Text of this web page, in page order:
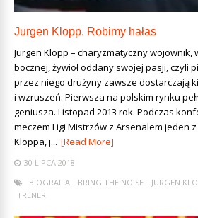
Jurgen Klopp. Robimy hałas
Jürgen Klopp – charyzmatyczny wojownik,
bocznej, żywioł oddany swojej pasji, czyli
przez niego drużyny zawsze dostarczają
i wzruszeń. Pierwsza na polskim rynku
geniusza. Listopad 2013 rok. Podczas
meczem Ligi Mistrzów z Arsenalem jeden
Kloppa, j... [Read More]
30 LIPCA 2018
BIOGRAFIA
BRING THE NOISE JURGEN
TRENER